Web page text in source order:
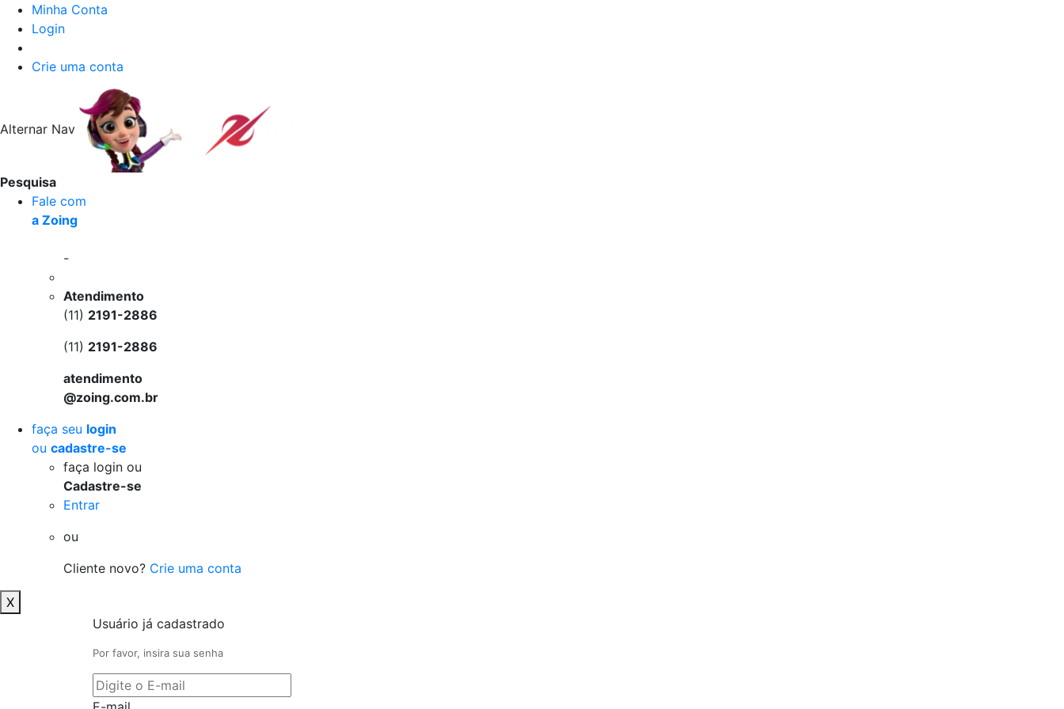
Minha Conta
Login
Crie uma conta
Alternar Nav
Pesquisa
Fale com
a Zoing
-
Atendimento
(11) 2191-2886
(11) 2191-2886
atendimento
@zoing.com.br
faça seu login
ou cadastre-se
faça login ou
Cadastre-se
Entrar
ou
Cliente novo? Crie uma conta
X
Usuário já cadastrado
Por favor, insira sua senha